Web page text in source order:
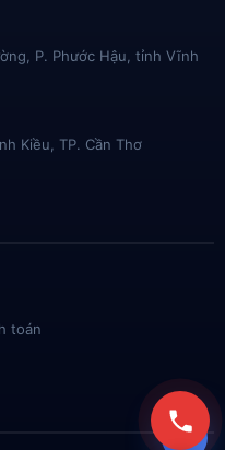
P. Phước Hậu, tỉnh Vĩnh
Kiều, TP. Cần Thơ
toán